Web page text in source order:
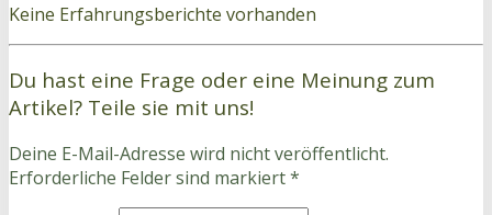
Keine Erfahrungsberichte vorhanden
Du hast eine Frage oder eine Meinung zum
Artikel? Teile sie mit uns!
Deine E-Mail-Adresse wird nicht veröffentlicht.
Erforderliche Felder sind markiert *